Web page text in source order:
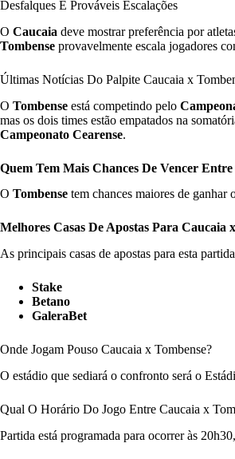
Desfalques E Prováveis Escalações
O Caucaia deve mostrar preferência por
Tombense provavelmente escala jogadores
Últimas Notícias Do Palpite Caucaia x
O Tombense está competindo pelo
mas os dois times estão empatados na
Campeonato Cearense.
Quem Tem Mais Chances De Vencer
O Tombense tem chances maiores de ganhar
Melhores Casas De Apostas Para Caucaia
As principais casas de apostas para esta
Stake
Betano
GaleraBet
Onde Jogam Pouso Caucaia x Tombense?
O estádio que sediará o confronto será o
Qual O Horário Do Jogo Entre Caucaia x
Partida está programada para ocorrer às